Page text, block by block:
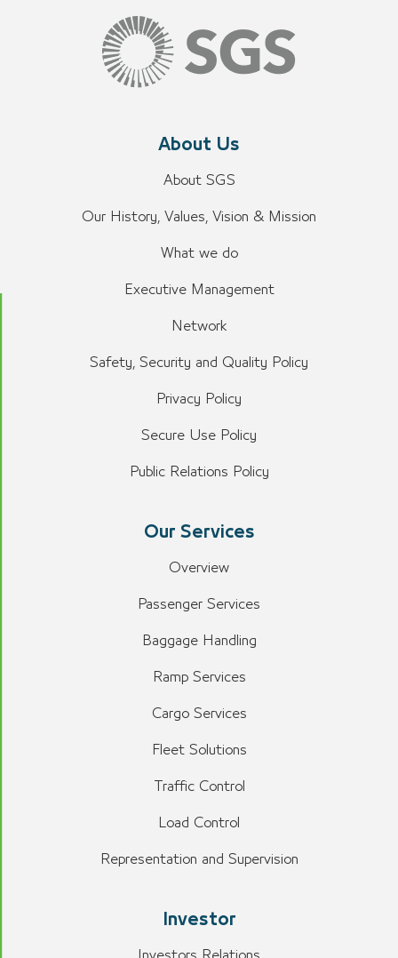
About Us
About SGS
Our History, Values, Vision & Mission
What we do
Executive Management
Network
Safety, Security and Quality Policy
Privacy Policy
Secure Use Policy
Public Relations Policy
Our Services
Overview
Passenger Services
Baggage Handling
Ramp Services
Cargo Services
Fleet Solutions
Traffic Control
Load Control
Representation and Supervision
Investor
Investors Relations